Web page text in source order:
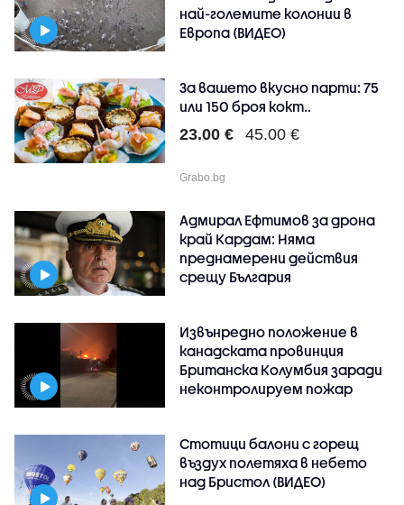
най-големите колонии в
Европа (ВИДЕО)
За вашето вкусно парти: 75
или 150 броя кокт..
23.00 € 45.00 €
Grabo.bg
Адмирал Ефтимов за дрона
край Кардам: Няма
преднамерени действия
срещу България
Извънредно положение в
канадската провинция
Британска Колумбия заради
неконтролируем пожар
Стотици балони с горещ
въздух полетяха в небето
над Бристол (ВИДЕО)